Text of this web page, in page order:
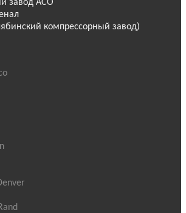
завод АСО
компрессорный завод)